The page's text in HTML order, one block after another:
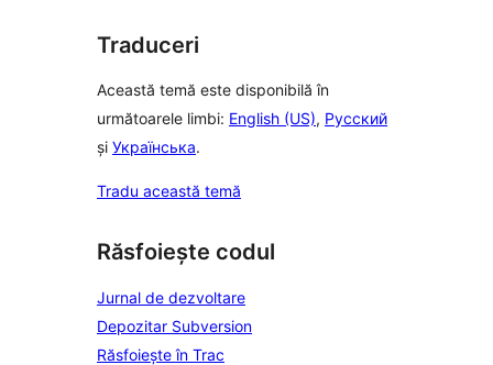
Traduceri
Această temă este disponibilă în
următoarele limbi: English (US), Русский
și Українська.
Tradu această temă
Răsfoiește codul
Jurnal de dezvoltare
Depozitar Subversion
Răsfoiește în Trac